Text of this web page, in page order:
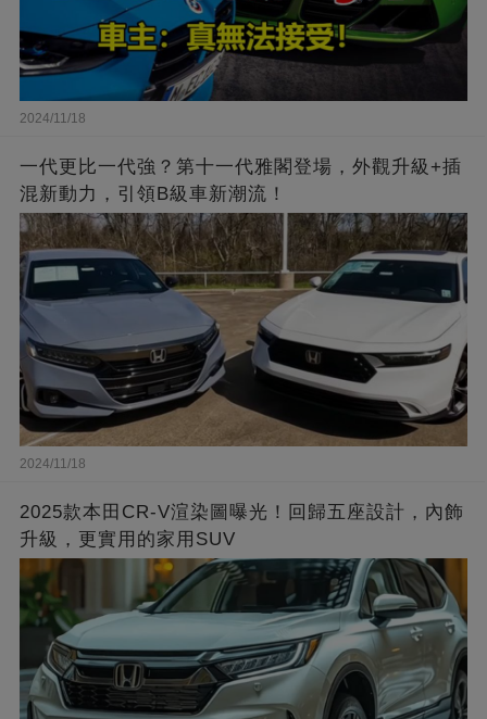
2024/11/18
一代更比一代強？第十一代雅閣登場，外觀升級+插
混新動力，引領B級車新潮流！
2024/11/18
2025款本田CR-V渲染圖曝光！回歸五座設計，內飾
升級，更實用的家用SUV